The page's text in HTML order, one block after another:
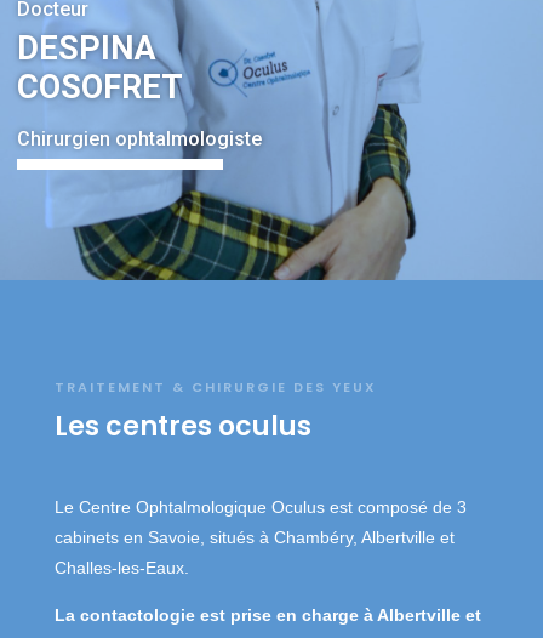
Docteur
DESPINA
COSOFRET
Chirurgien ophtalmologiste
TRAITEMENT & CHIRURGIE DES YEUX
Les centres oculus
Le Centre Ophtalmologique Oculus est composé de 3
cabinets en Savoie, situés à Chambéry, Albertville et
Challes-les-Eaux.
La contactologie est prise en charge à Albertville et